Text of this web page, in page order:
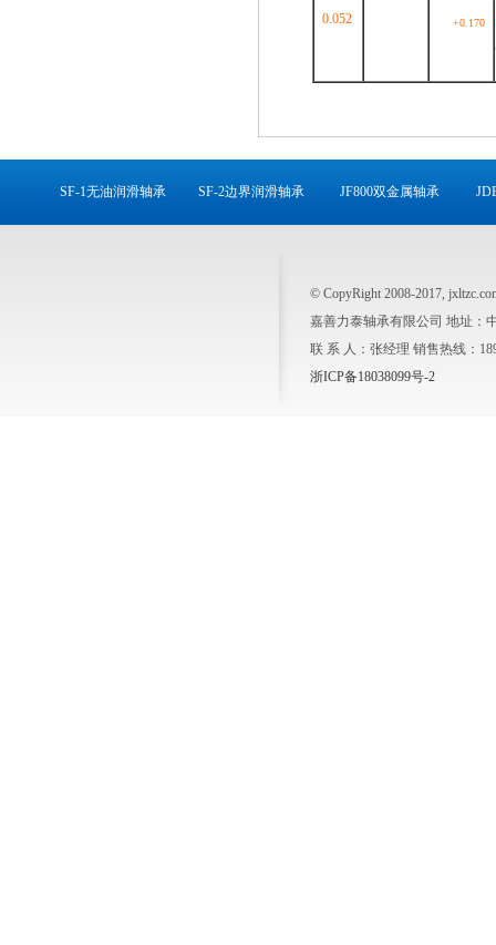
0.052 +0.170
SF-1无油润滑轴承 SF-2边界润滑轴承 JF800双金属轴承
© CopyRight 2008-2017,
嘉善力泰轴承有限公司 地址：
联 系 人：张经理 销售热线：
浙ICP备18038099号-2